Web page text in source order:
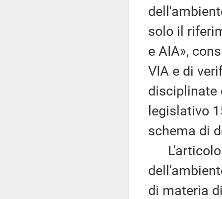
solo il
e AIA»,
VIA e di
disciplinate
legislativo
schema di
L'articolo
di materia